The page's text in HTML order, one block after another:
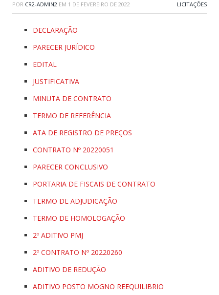
POR CR2-ADMIN2 EM 1 DE FEVEREIRO DE 2022 LICITAÇÕES
DECLARAÇÃO
PARECER JURÍDICO
EDITAL
JUSTIFICATIVA
MINUTA DE CONTRATO
TERMO DE REFERÊNCIA
ATA DE REGISTRO DE PREÇOS
CONTRATO Nº 20220051
PARECER CONCLUSIVO
PORTARIA DE FISCAIS DE CONTRATO
TERMO DE ADJUDICAÇÃO
TERMO DE HOMOLOGAÇÃO
2º ADITIVO PMJ
2º CONTRATO Nº 20220260
ADITIVO DE REDUÇÃO
ADITIVO POSTO MOGNO REEQUILIBRIO